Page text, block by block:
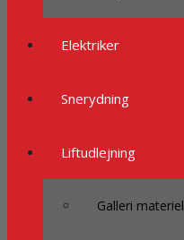
Elektriker
Snerydning
Liftudlejning
Galleri materiel